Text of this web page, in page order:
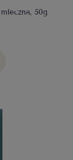
50g